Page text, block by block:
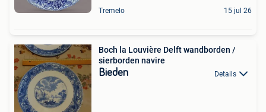
Tremelo 15 jul 26
Boch la Louvière Delft wandborden /
sierborden navire
Bieden Details